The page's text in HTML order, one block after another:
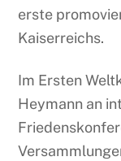
erste
Kaiserreichs.
Im Ersten
Heymann an